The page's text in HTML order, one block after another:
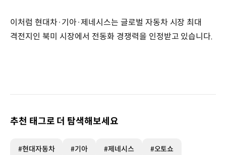
이처럼 현대차·기아·제네시스는 글로벌 자동차 시장 최대
격전지인 북미 시장에서 전동화 경쟁력을 인정받고 있습니다.
추천 태그로 더 탐색해보세요
#현대자동차 #기아 #제네시스 #오토쇼